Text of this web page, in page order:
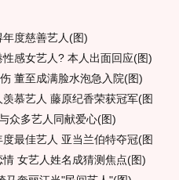
度慈善艺人(图)
感女艺人? 本人出面回应(图)
董至成满脸水泡急入院(图)
慕艺人 藤原纪香荣获冠军(图
众多艺人同献爱心(图)
度最佳艺人 亚当兰伯特夺冠(图
女艺人姓名成猜测焦点(图)